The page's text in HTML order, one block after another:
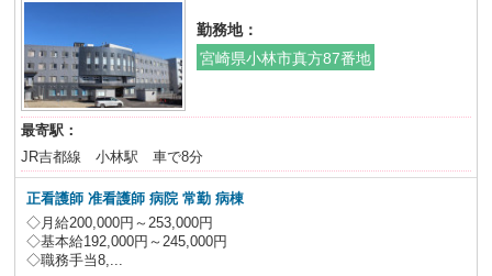
勤務地：
宮崎県小林市真方87番地
最寄駅：
JR吉都線 小林駅 車で8分
正看護師 准看護師 病院 常勤 病棟
◇月給200,000円～253,000円
◇基本給192,000円～245,000円
◇職務手当8,...